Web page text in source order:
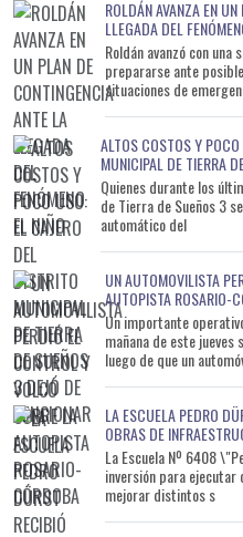
ROLDÁN AVANZA EN
LLEGADA DEL
Roldán avanzó con
prepararse ante
situaciones de
ALTOS COSTOS Y
MUNICIPAL DE TIERRA
Quienes durante los
de Tierra de Sueños 3
automático del
UN AUTOMOVILISTA
AUTOPISTA ROSARIO-
Un importante
mañana de este
luego de que un
LA ESCUELA PEDRO
OBRAS DE
La Escuela Nº 6408
inversión para
mejorar distintos s